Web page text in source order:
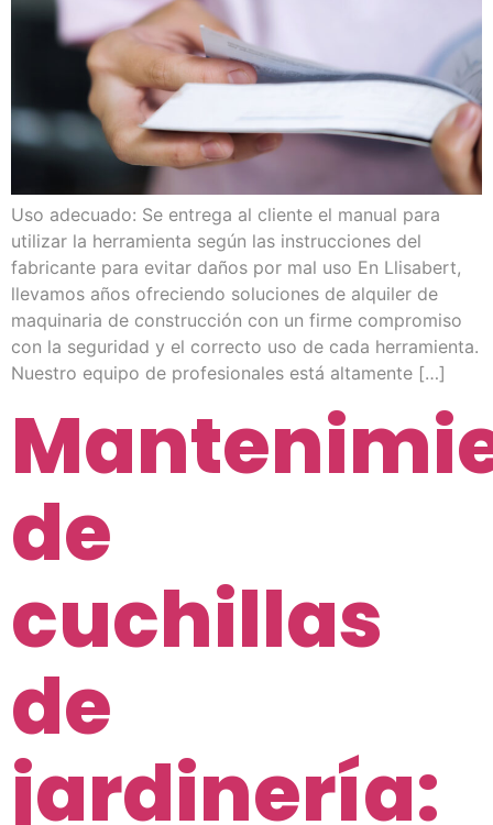
Uso adecuado: Se entrega al cliente el manual para
utilizar la herramienta según las instrucciones del
fabricante para evitar daños por mal uso En Llisabert,
llevamos años ofreciendo soluciones de alquiler de
maquinaria de construcción con un firme compromiso
con la seguridad y el correcto uso de cada herramienta.
Nuestro equipo de profesionales está altamente […]
de
cuchillas
de
jardinería: